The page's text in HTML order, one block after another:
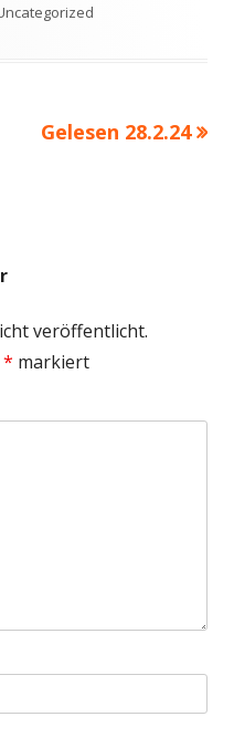
Nächster
Gelesen 28.2.24
veröffentlicht.
* markiert